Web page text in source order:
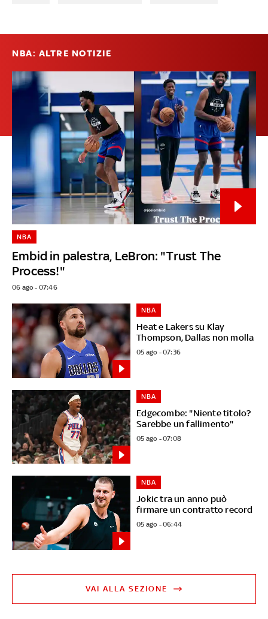
NBA: ALTRE NOTIZIE
Embid in palestra, LeBron: "Trust The
Process!"
NBA
06 ago - 07:46
Heat e Lakers su Klay
Thompson, Dallas non molla
NBA
05 ago - 07:36
Edgecombe: "Niente titolo?
Sarebbe un fallimento"
NBA
05 ago - 07:08
Jokic tra un anno può
firmare un contratto record
NBA
05 ago - 06:44
VAI ALLA SEZIONE